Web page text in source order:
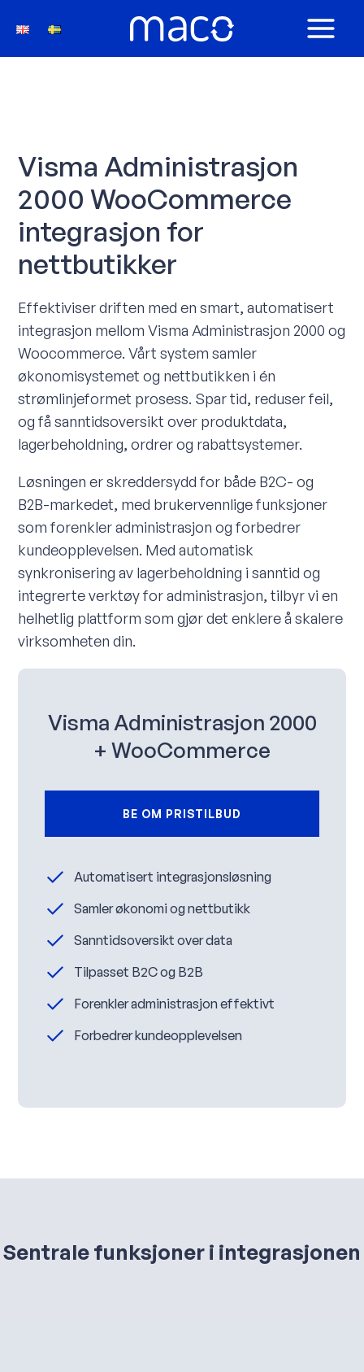
rett
til
MAIN
Visma Administrasjon
2000 WooCommerce
integrasjon for
nettbutikker
Effektiviser driften med en smart, automatisert
integrasjon mellom Visma Administrasjon 2000 og
Woocommerce. Vårt system samler
økonomisystemet og nettbutikken i én
strømlinjeformet prosess. Spar tid, reduser feil,
og få sanntidsoversikt over produktdata,
lagerbeholdning, ordrer og rabattsystemer.
Løsningen er skreddersydd for både B2C- og
B2B-markedet, med brukervennlige funksjoner
som forenkler administrasjon og forbedrer
kundeopplevelsen. Med automatisk
synkronisering av lagerbeholdning i sanntid og
integrerte verktøy for administrasjon, tilbyr vi en
helhetlig plattform som gjør det enklere å skalere
virksomheten din.
Visma Administrasjon 2000
+ WooCommerce
BE OM PRISTILBUD
Automatisert integrasjonsløsning
Samler økonomi og nettbutikk
Sanntidsoversikt over data
Tilpasset B2C og B2B
Forenkler administrasjon effektivt
Forbedrer kundeopplevelsen
Sentrale funksjoner i integrasjonen